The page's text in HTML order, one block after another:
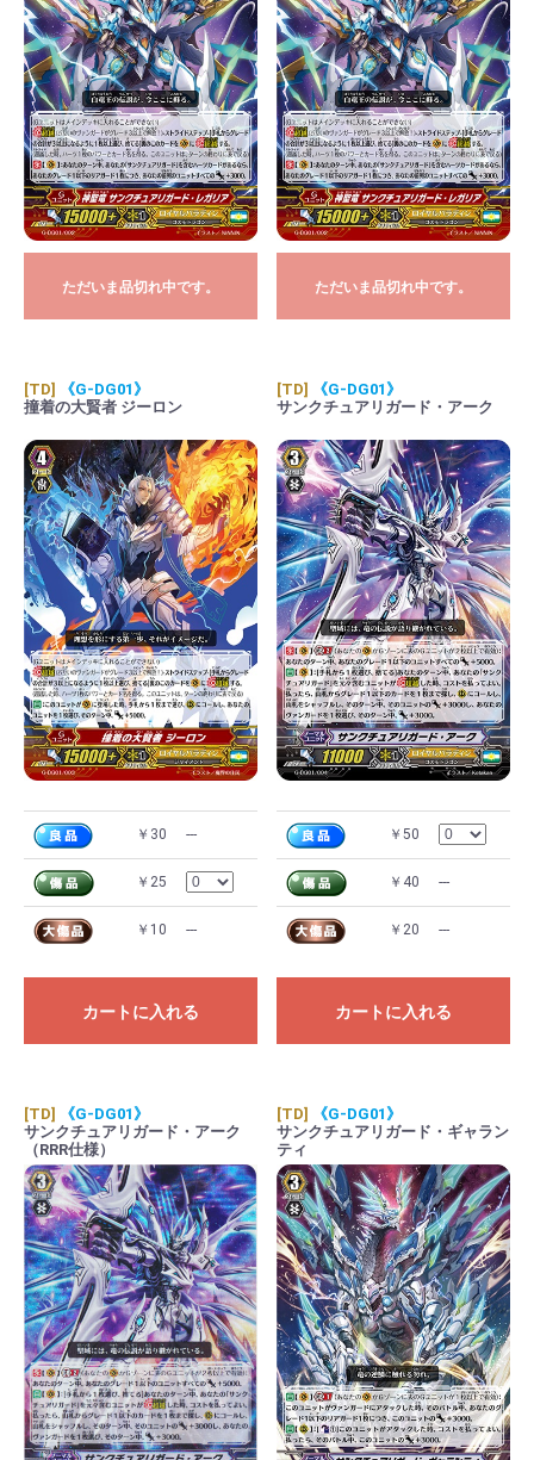
ただいま品切れ中です。 ただいま品切れ中です。
[TD]
《G-DG01》
撞着の大賢者 ジーロン
￥30 ---
￥25
￥10 ---
カートに入れる
[TD]
《G-DG01》
サンクチュアリガード・アーク
￥50
￥40 ---
￥20 ---
カートに入れる
[TD]
《G-DG01》
サンクチュアリガード・アーク
（RRR仕様）
[TD]
《G-DG01》
サンクチュアリガード・ギャラン
ティ